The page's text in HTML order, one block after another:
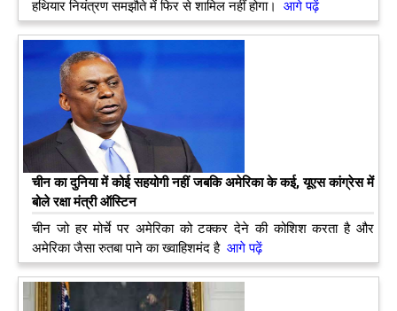
हथियार नियंत्रण समझौते में फिर से शामिल नहीं होगा।
आगे पढ़ें
चीन का दुनिया में कोई सहयोगी नहीं जबकि अमेरिका के कई, यूएस कांग्रेस में
बोले रक्षा मंत्री ऑस्टिन
चीन जो हर मोर्चे पर अमेरिका को टक्‍कर देने की कोशिश करता है और
अमेरिका जैसा रुतबा पाने का ख्‍वाहिशमंद हैआगे पढ़ें